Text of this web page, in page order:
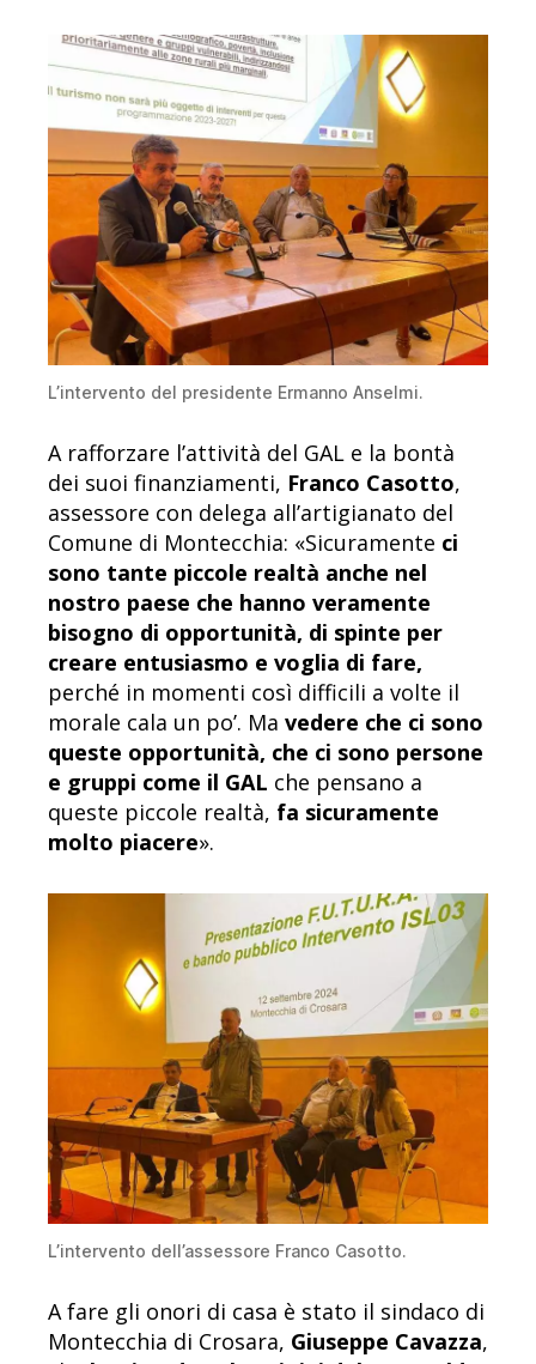
L’intervento del presidente Ermanno Anselmi.
A rafforzare l’attività del GAL e la bontà
dei suoi finanziamenti, Franco Casotto,
assessore con delega all’artigianato del
Comune di Montecchia: «Sicuramente ci
sono tante piccole realtà anche nel
nostro paese che hanno veramente
bisogno di opportunità, di spinte per
creare entusiasmo e voglia di fare,
perché in momenti così difficili a volte il
morale cala un po’. Ma vedere che ci sono
queste opportunità, che ci sono persone
e gruppi come il GAL che pensano a
queste piccole realtà, fa sicuramente
molto piacere».
L’intervento dell’assessore Franco Casotto.
A fare gli onori di casa è stato il sindaco di
Montecchia di Crosara, Giuseppe Cavazza,